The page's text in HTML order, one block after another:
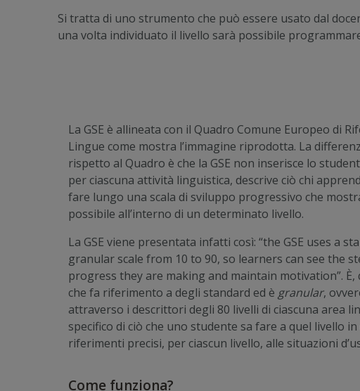
Si tratta di uno strumento che può essere usato dal
una volta individuato il livello sarà possibile
La GSE è allineata con il Quadro Comune Europeo di
Lingue come mostra l’immagine riprodotta. La
rispetto al Quadro è che la GSE non inserisce lo
per ciascuna attività linguistica, descrive ciò chi
fare lungo una scala di sviluppo progressivo che
possibile all’interno di un determinato livello.
La GSE viene presentata infatti così: “the GSE uses a
granular scale from 10 to 90, so learners can see the
progress they are making and maintain motivation”. È,
che fa riferimento a degli standard ed è granular,
attraverso i descrittori degli 80 livelli di ciascuna area
specifico di ciò che uno studente sa fare a quel livello
riferimenti precisi, per ciascun livello, alle situazioni
Come funziona?